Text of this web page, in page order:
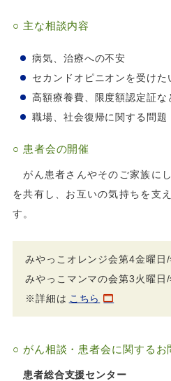
○ 主な相談内容
病気、治療への不安
セカンドオピニオンを受けた
高額療養費、限度額認定証な
職場、社会復帰に関する問題
○ 患者会の開催
がん患者さんやそのご家族に
を共有し、お互いの気持ちを支
す。
みやっこオレンジ会第4金曜
みやっこマンマの会第3火曜
※詳細は こちら
○ がん相談・患者会に関するお
患者総合支援センター